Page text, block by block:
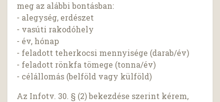
meg az alábbi bontásban:
- alegység, erdészet
- vasúti rakodóhely
- év, hónap
- feladott teherkocsi mennyisége (darab/év)
- feladott rönkfa tömege (tonna/év)
- célállomás (belföld vagy külföld)
Az Infotv. 30. § (2) bekezdése szerint kérem,